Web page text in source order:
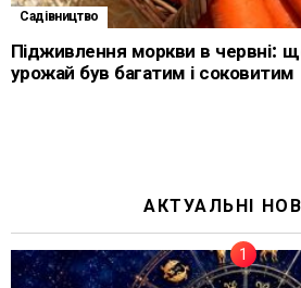
Садівництво
Підживлення моркви в червні:
урожай був багатим і соковитим
АКТУАЛЬНІ